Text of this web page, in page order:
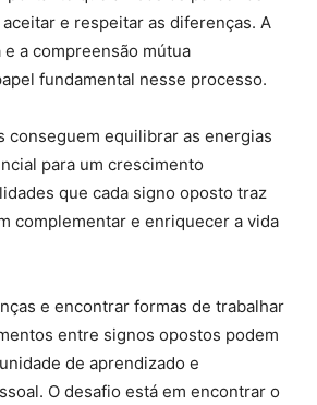
e respeitar as diferenças. A
a compreensão mútua
fundamental nesse processo.
conseguem equilibrar as energias
para um crescimento
que cada signo oposto traz
complementar e enriquecer a vida
e encontrar formas de trabalhar
entre signos opostos podem
de aprendizado e
O desafio está em encontrar o